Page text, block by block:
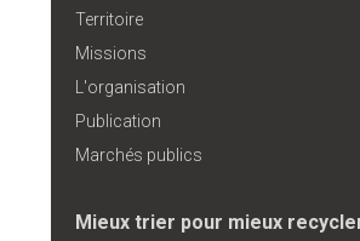
Territoire
Missions
L'organisation
Publication
Marchés publics
Mieux trier pour mieux